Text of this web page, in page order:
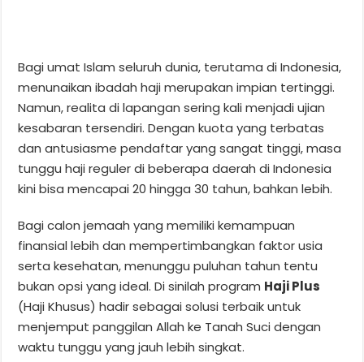
Bagi umat Islam seluruh dunia, terutama di Indonesia,
menunaikan ibadah haji merupakan impian tertinggi.
Namun, realita di lapangan sering kali menjadi ujian
kesabaran tersendiri. Dengan kuota yang terbatas
dan antusiasme pendaftar yang sangat tinggi, masa
tunggu haji reguler di beberapa daerah di Indonesia
kini bisa mencapai 20 hingga 30 tahun, bahkan lebih.
Bagi calon jemaah yang memiliki kemampuan
finansial lebih dan mempertimbangkan faktor usia
serta kesehatan, menunggu puluhan tahun tentu
bukan opsi yang ideal. Di sinilah program Haji Plus
(Haji Khusus) hadir sebagai solusi terbaik untuk
menjemput panggilan Allah ke Tanah Suci dengan
waktu tunggu yang jauh lebih singkat.